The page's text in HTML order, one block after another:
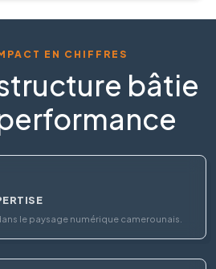
EN CHIFFRES
bâtie
le paysage numérique camerounais.